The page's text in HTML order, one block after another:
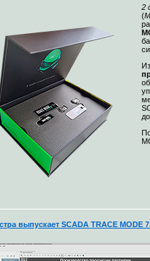
2
(
выпускает SCADA TRACE MODE